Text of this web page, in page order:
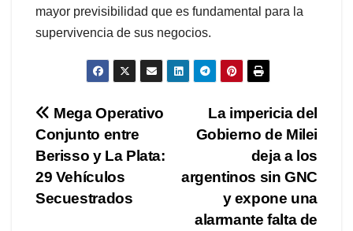
mayor previsibilidad que es fundamental para la
supervivencia de sus negocios.
Navegación
de
entradas
La impericia del
Gobierno de Milei
deja a los
argentinos sin GNC
y expone una
alarmante falta de
Mega Operativo
Conjunto entre
Berisso y La Plata:
29 Vehículos
Secuestrados